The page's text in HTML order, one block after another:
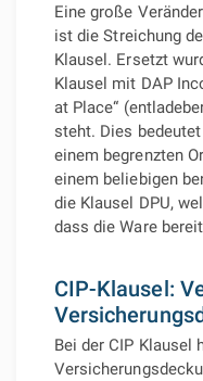
Eine große
ist die Streichung
Klausel. Ersetzt
Klausel mit DAP
at Place“
steht. Dies
einem begrenzten
einem beliebigen
die Klausel DPU,
dass die Ware
CIP-Klausel:
Bei der CIP Klausel